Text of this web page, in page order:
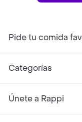
Pide tu comida
Categorías
Únete a Rappi